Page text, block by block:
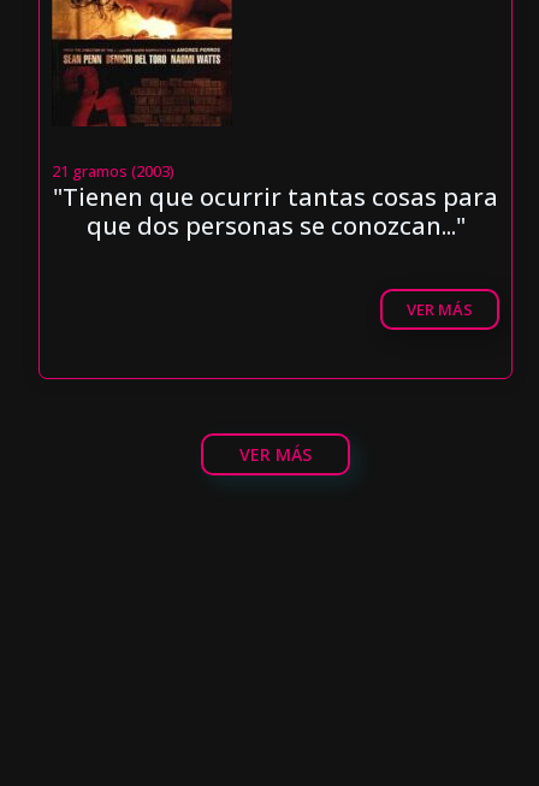
21 gramos (2003)
"Tienen que ocurrir tantas cosas para
que dos personas se conozcan..."
VER MÁS
VER MÁS